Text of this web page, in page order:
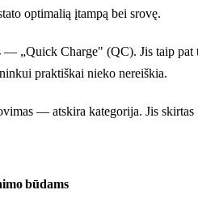
optimalią įtampą bei srovę.
— „Quick Charge" (QC). Jis taip
praktiškai nieko nereiškia.
— atskira kategorija. Jis
būdams